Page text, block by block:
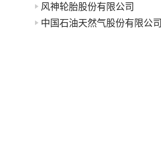
风神轮胎股份有限公司
中国石油天然气股份有限公司